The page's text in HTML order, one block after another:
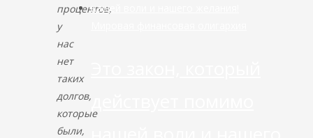
процентов,
у
нас
нет
таких
долгов,
которые
были,